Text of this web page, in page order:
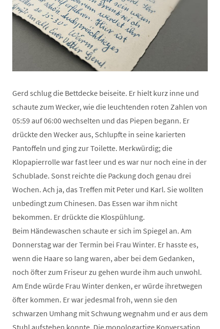
Gerd schlug die Bettdecke beiseite. Er hielt kurz inne und
schaute zum Wecker, wie die leuchtenden roten Zahlen von
05:59 auf 06:00 wechselten und das Piepen begann. Er
drückte den Wecker aus, Schlupfte in seine karierten
Pantoffeln und ging zur Toilette. Merkwürdig; die
Klopapierrolle war fast leer und es war nur noch eine in der
Schublade. Sonst reichte die Packung doch genau drei
Wochen. Ach ja, das Treffen mit Peter und Karl. Sie wollten
unbedingt zum Chinesen. Das Essen war ihm nicht
bekommen. Er drückte die Klospühlung.
Beim Händewaschen schaute er sich im Spiegel an. Am
Donnerstag war der Termin bei Frau Winter. Er hasste es,
wenn die Haare so lang waren, aber bei dem Gedanken,
noch öfter zum Friseur zu gehen wurde ihm auch unwohl.
Am Ende würde Frau Winter denken, er würde ihretwegen
öfter kommen. Er war jedesmal froh, wenn sie den
schwarzen Umhang mit Schwung wegnahm und er aus dem